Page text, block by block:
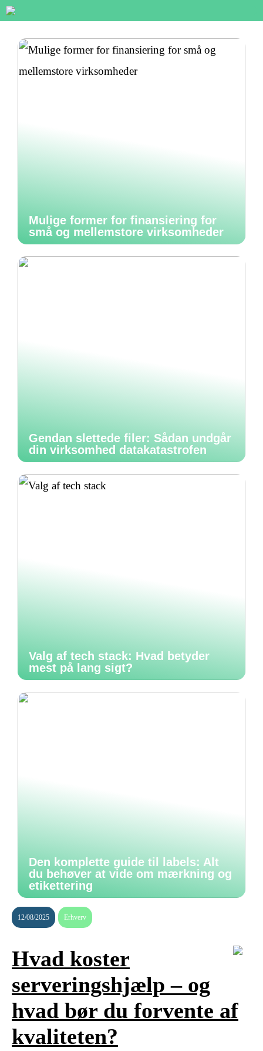
Mulige former for finansiering for
små og mellemstore virksomheder
Gendan slettede filer: Sådan undgår
din virksomhed datakatastrofen
Valg af tech stack: Hvad betyder
mest på lang sigt?
Den komplette guide til labels: Alt
du behøver at vide om mærkning og
etikettering
12/08/2025 Erhverv
Hvad koster
serveringshjælp – og
hvad bør du forvente af
kvaliteten?